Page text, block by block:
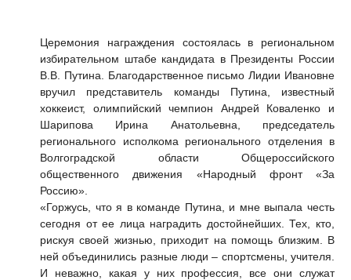
Церемония награждения состоялась в региональном
избирательном штабе кандидата в Президенты России
В.В. Путина. Благодарственное письмо Лидии Ивановне
вручил представитель команды Путина, известный
хоккеист, олимпийский чемпион Андрей Коваленко и
Шарипова Ирина Анатольевна, председатель
регионального исполкома регионального отделения в
Волгоградской области Общероссийского
общественного движения «Народный фронт «За
Россию».
«Горжусь, что я в команде Путина, и мне выпала честь
сегодня от ее лица наградить достойнейших. Тех, кто,
рискуя своей жизнью, приходит на помощь близким. В
ней объединились разные люди – спортсмены, учителя.
И неважно, какая у них профессия, все они служат